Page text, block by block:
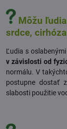
Môžu
srdce,
Ľudia s
v závislosti od
normálu. V
postupne dostať
slabosti použitie